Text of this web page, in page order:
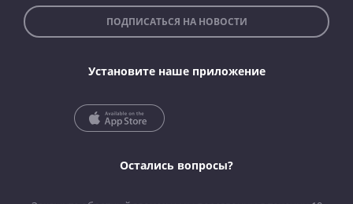
ПОДПИСАТЬСЯ НА НОВОСТИ
Установите наше приложение
Остались вопросы?